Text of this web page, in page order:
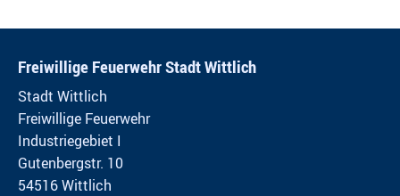
Freiwillige Feuerwehr Stadt Wittlich
Stadt Wittlich
Freiwillige Feuerwehr
Industriegebiet I
Gutenbergstr. 10
54516 Wittlich